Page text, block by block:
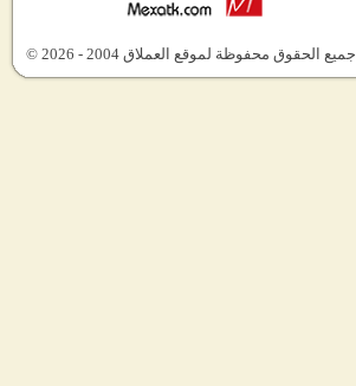
جميع الحقوق محفوظة لموقع العملاق 2004 - 2026 ©